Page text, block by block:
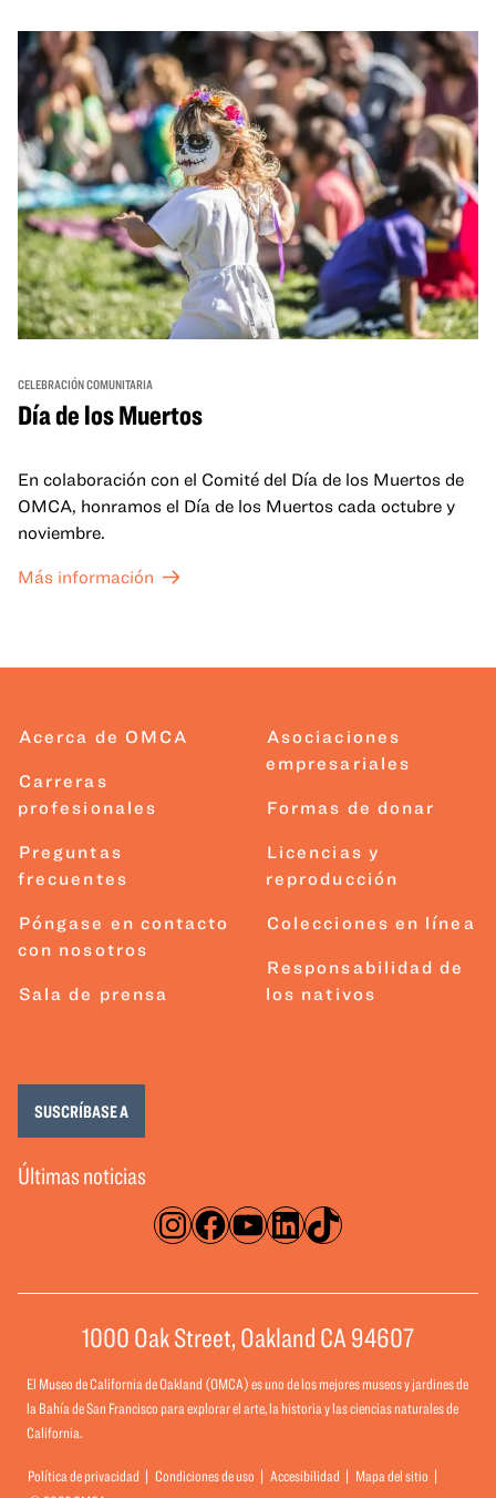
move, make, and connect in celebration of Black culture.
CELEBRACIÓN COMUNITARIA
Día de los Muertos
En colaboración con el Comité del Día de los Muertos de
OMCA, honramos el Día de los Muertos cada octubre y
noviembre.
Más información
Acerca de OMCA
Carreras
profesionales
Preguntas
frecuentes
Póngase en contacto
con nosotros
Sala de prensa
Asociaciones
empresariales
Formas de donar
Licencias y
reproducción
Colecciones en línea
Responsabilidad de
los nativos
Instagram
Facebook
YouTube
LinkedIn
TikTok
Últimas noticias
SUSCRÍBASE A
1000 Oak Street, Oakland CA 94607
El Museo de California de Oakland (OMCA) es uno de los mejores museos y jardines de
la Bahía de San Francisco para explorar el arte, la historia y las ciencias naturales de
California.
Política de privacidad Condiciones de uso Accesibilidad
Mapa del sitio